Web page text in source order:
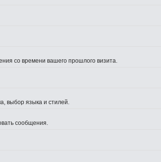
со времени вашего прошлого визита.
выбор языка и стилей.
сообщения.